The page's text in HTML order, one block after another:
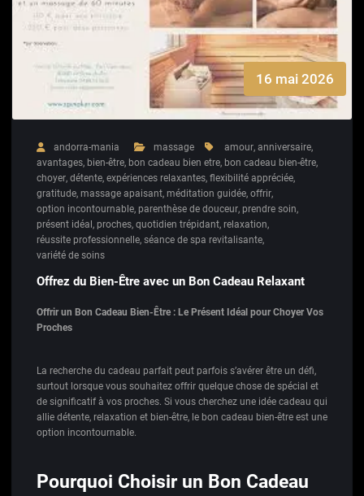
16 mai 2026
andorra-mania massage amour, anniversaire,
avantages, bien-être, bon cadeau bien etre, bon cadeau bien-être,
choyer, détente, expériences relaxantes, flexibilité appréciée,
gratitude, massage apaisant, méditation guidée, offrir,
option incontournable, parenthèse de douceur, prendre soin,
présent idéal , proches, quotidien trépidant, relaxation,
réussite professionnelle, séance de spa revitalisante,
variété de soins
Offrez du Bien-Être avec un Bon Cadeau Relaxant
Offrir un Bon Cadeau Bien-Être : Le Présent Idéal pour Choyer Vos
Proches
La recherche du cadeau parfait peut parfois s’avérer être un défi,
surtout lorsque vous souhaitez offrir quelque chose de spécial et
de significatif à vos proches. Si vous cherchez une idée cadeau qui
allie détente, relaxation et bien-être, le bon cadeau bien-être est une
option incontournable.
Pourquoi Choisir un Bon Cadeau